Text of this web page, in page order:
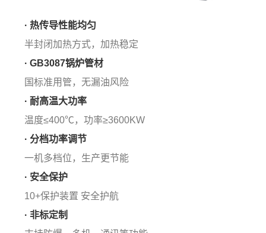
· 热传导性能均匀
半封闭加热方式，加热稳定
· GB3087锅炉管材
国标准用管，无漏油风险
· 耐高温大功率
温度≤400℃，功率≥3600KW
· 分档功率调节
一机多档位，生产更节能
· 安全保护
10+保护装置 安全护航
· 非标定制